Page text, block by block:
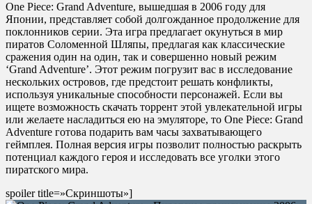
One Piece: Grand Adventure, вышедшая в 2006 году для
Японии, представляет собой долгожданное продолжение для
поклонников серии. Эта игра предлагает окунуться в мир
пиратов Соломенной Шляпы, предлагая как классические
сражения один на один, так и совершенно новый режим
‘Grand Adventure’. Этот режим погрузит вас в исследование
нескольких островов, где предстоит решать конфликты,
используя уникальные способности персонажей. Если вы
ищете возможность скачать торрент этой увлекательной игры
или желаете насладиться ею на эмуляторе, то One Piece: Grand
Adventure готова подарить вам часы захватывающего
геймплея. Полная версия игры позволит полностью раскрыть
потенциал каждого героя и исследовать все уголки этого
пиратского мира.
spoiler title=»Скриншоты»]